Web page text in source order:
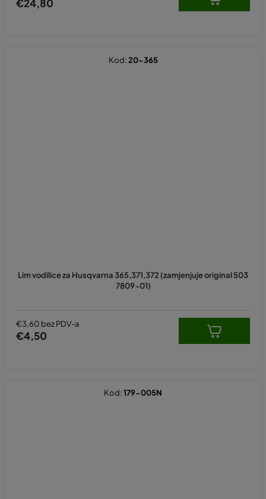
€24,80
Lim vodilice za Husqvarna 365,371,372 (zamjenjuje original 503
7809-01)
€3,60 bez PDV-a
€4,50
Kod:20-365
Kod:179-005N